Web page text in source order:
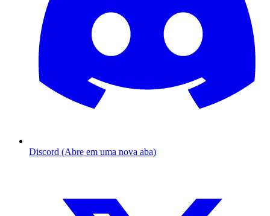
Discord (Abre em uma nova aba)